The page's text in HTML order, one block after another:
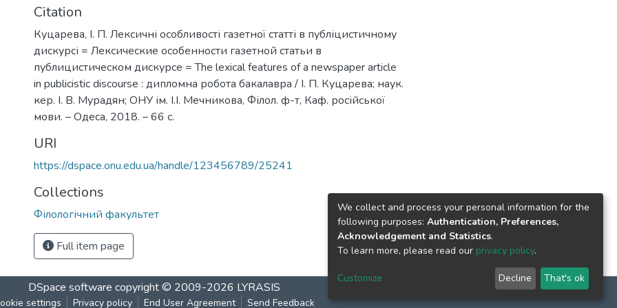
Citation
Куцарева, І. П. Лексичні особливості газетної статті в публіцистичному
дискурсі = Лексические особенности газетной статьи в
публицистическом дискурсе = The lexical features of a newspaper article
in publicistic discourse : дипломна робота бакалавра / І. П. Куцарева; наук.
кер. І. В. Мурадян; ОНУ ім. І.І. Мечникова, Філол. ф-т, Каф. російської
мови. – Одеса, 2018. – 66 с.
URI
https://dspace.onu.edu.ua/handle/123456789/25241
Collections
Філологічний факультет
Full item page
DSpace software copyright © 2009-2026 LYRASIS
settings Privacy policy End User Agreement Send Feedback
We collect and process your personal information for the
following purposes: Authentication, Preferences,
Acknowledgement and Statistics.
To learn more, please read our privacy policy.
Customize Decline That's ok